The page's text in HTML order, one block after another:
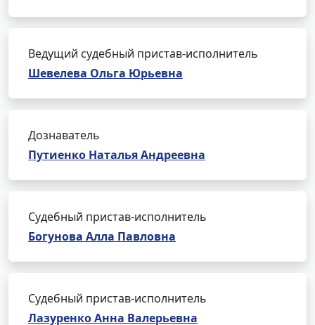
Ведущий судебный пристав-исполнитель
Шевелева Ольга Юрьевна
Дознаватель
Путиенко Наталья Андреевна
Судебный пристав-исполнитель
Богунова Алла Павловна
Судебный пристав-исполнитель
Лазуренко Анна Валерьевна